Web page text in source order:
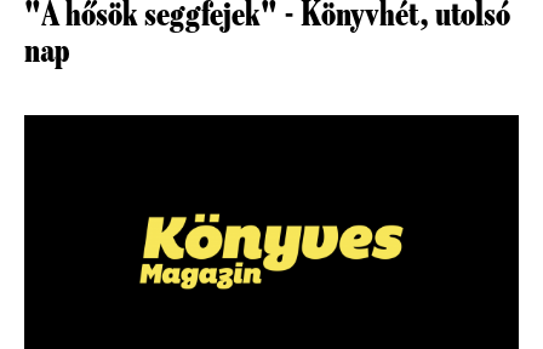
"A hősök seggfejek" - Könyvhét, utolsó
nap